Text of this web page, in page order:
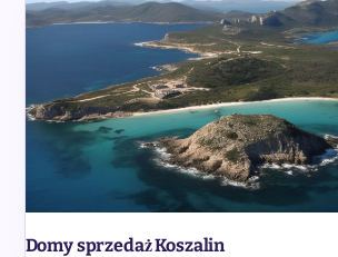
Domy sprzedaż Koszalin